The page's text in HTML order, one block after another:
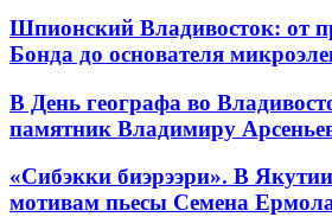
Шпионский Владивосток: от
Бонда до основателя
В День географа во
памятник Владимиру
«Сибэкки биэрээри». В
мотивам пьесы Семена